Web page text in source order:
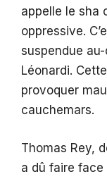
appelle le sha
oppressive.
suspendue
Léonardi.
provoquer
cauchemars.
Thomas Rey,
a dû faire face